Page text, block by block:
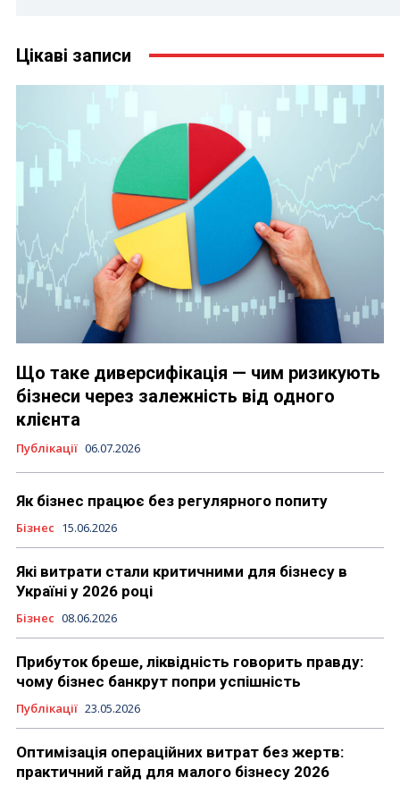
Цікаві записи
Що таке диверсифікація — чим ризикують
бізнеси через залежність від одного
клієнта
Публікації 06.07.2026
Як бізнес працює без регулярного попиту
Бізнес 15.06.2026
Які витрати стали критичними для бізнесу в
Україні у 2026 році
Бізнес 08.06.2026
Прибуток бреше, ліквідність говорить правду:
чому бізнес банкрут попри успішність
Публікації 23.05.2026
Оптимізація операційних витрат без жертв:
практичний гайд для малого бізнесу 2026